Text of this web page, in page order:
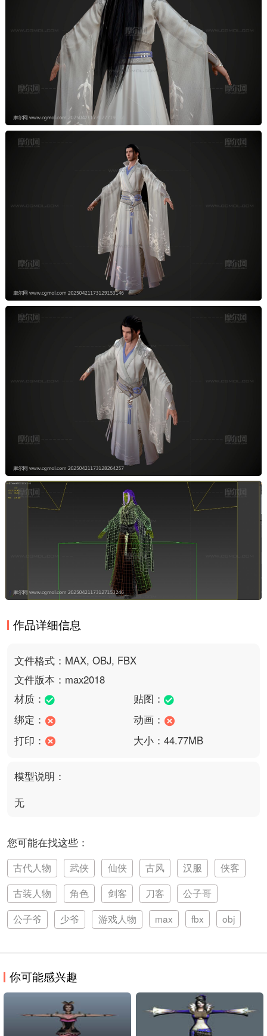
作品详细信息
文件格式：MAX, OBJ, FBX
文件版本：max2018
材质：
贴图：
绑定：
动画：
打印：
大小：44.77MB
模型说明：
无
您可能在找这些：
古代人物 武侠 仙侠 古风 汉服
侠客
古装人物
角色 剑客 刀客
公子哥
公子爷
少爷 游戏人物 max fbx obj
你可能感兴趣